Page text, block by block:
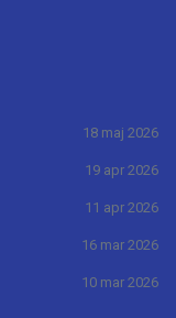
18 maj 2026
19 apr 2026
11 apr 2026
16 mar 2026
10 mar 2026